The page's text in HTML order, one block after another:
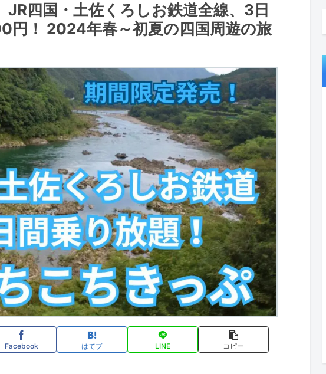
JR四国・土佐くろしお鉄道全線、3日
円！ 2024年春～初夏の四国周遊の旅
Facebook はてブ LINE コピー